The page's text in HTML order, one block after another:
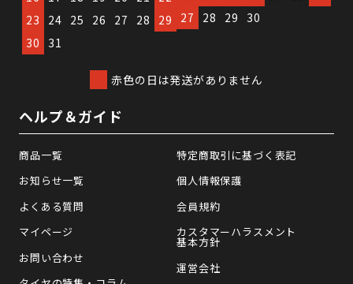
23
24 25 26 27 28
29
30
31
27
28 29 30
赤色の日は発送がありません
ヘルプ＆ガイド
商品一覧
お知らせ一覧
よくある質問
マイページ
お問い合わせ
特定商取引に基づく表記
個人情報保護
会員規約
カスタマーハラスメント
基本方針
運営会社